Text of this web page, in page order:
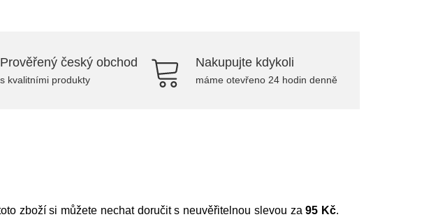
Prověřený český obchod
s kvalitními produkty
Nakupujte kdykoli
máme otevřeno 24 hodin denně
zboží si můžete nechat doručit s neuvěřitelnou slevou za95 Kč.